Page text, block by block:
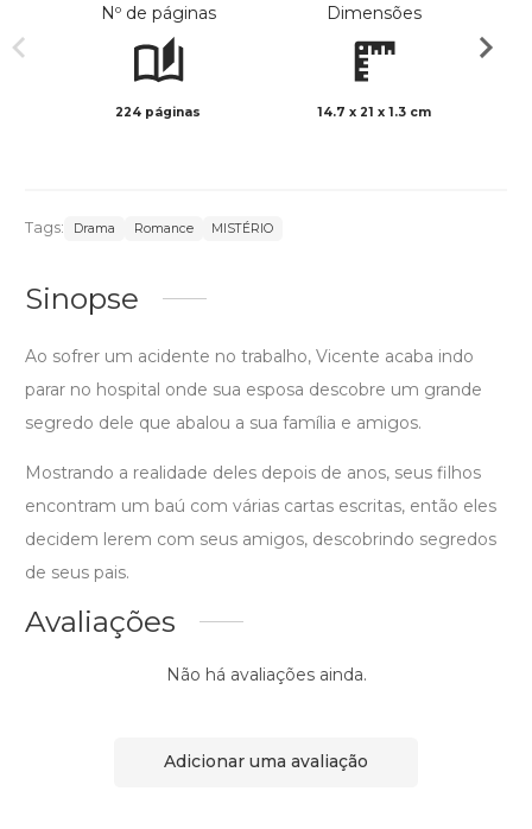
Nº de páginas
224 páginas
Dimensões
14.7 x 21 x 1.3 cm
Tags: Drama Romance MISTÉRIO
Sinopse
Ao sofrer um acidente no trabalho, Vicente acaba indo
parar no hospital onde sua esposa descobre um grande
segredo dele que abalou a sua família e amigos.
Mostrando a realidade deles depois de anos, seus filhos
encontram um baú com várias cartas escritas, então eles
decidem lerem com seus amigos, descobrindo segredos
de seus pais.
Avaliações
Não há avaliações ainda.
Adicionar uma avaliação